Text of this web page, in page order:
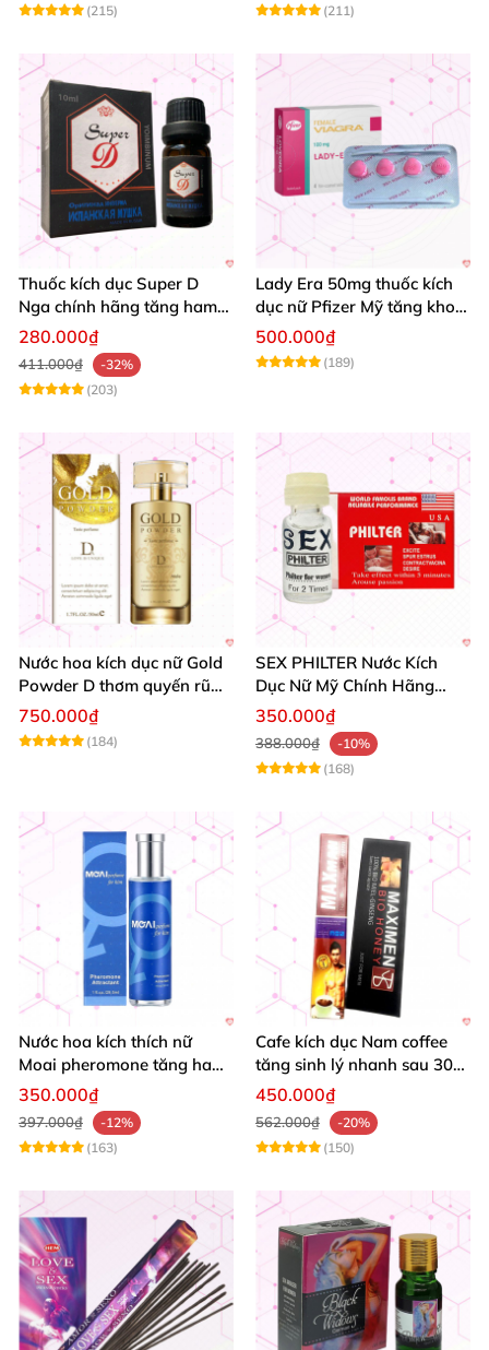
(215)
(211)
Thuốc kích dục Super D
Nga chính hãng tăng ham
muốn nữ mạnh
280.000₫
411.000₫
-32%
(203)
Lady Era 50mg thuốc kích
dục nữ Pfizer Mỹ tăng khoái
cảm thăng hoa
500.000₫
(189)
Nước hoa kích dục nữ Gold
Powder D thơm quyến rũ
tăng khoái cảm
750.000₫
(184)
SEX PHILTER Nước Kích
Dục Nữ Mỹ Chính Hãng
Tăng Ham Muốn
350.000₫
388.000₫
-10%
(168)
Nước hoa kích thích nữ
Moai pheromone tăng ham
muốn quyến rũ an toàn
350.000₫
397.000₫
-12%
(163)
Cafe kích dục Nam coffee
tăng sinh lý nhanh sau 30
phút hiệu quả
450.000₫
562.000₫
-20%
(150)